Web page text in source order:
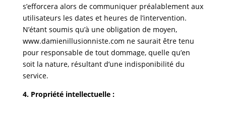
s’efforcera alors de communiquer préalablement aux
utilisateurs les dates et heures de l’intervention.
N’étant soumis qu’à une obligation de moyen,
www.damienillusionniste.com ne saurait être tenu
pour responsable de tout dommage, quelle qu’en
soit la nature, résultant d’une indisponibilité du
service.
4. Propriété intellectuelle :